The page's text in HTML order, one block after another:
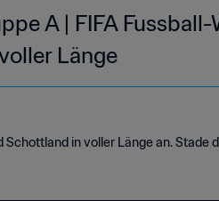
A | FIFA
Länge
in voller Länge an. Stade